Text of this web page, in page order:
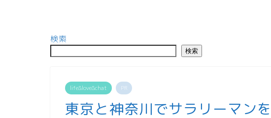
検索
検索
life&love&chat PR
東京と神奈川でサラリーマン